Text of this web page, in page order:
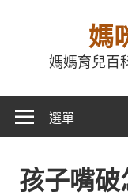
媽
媽媽育兒百
選單
孩子嘴破